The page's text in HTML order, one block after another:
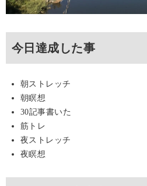
今日達成した事
朝ストレッチ
朝瞑想
30記事書いた
筋トレ
夜ストレッチ
夜瞑想